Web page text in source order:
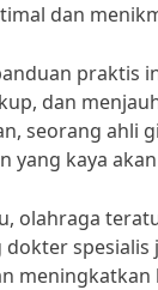
dan
praktis
dan
seorang ahli
yang kaya
olahraga
dokter